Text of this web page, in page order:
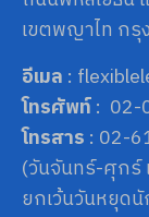
เขตพญาไท ก
อีเมล :
โทรศัพท์: 02-
โทรสาร : 02-
(วันจันทร์-ศุกร์
ยกเว้นวันหยุด